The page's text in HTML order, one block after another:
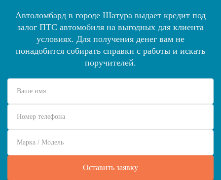
Автоломбард в городе Шатура выдает кредит под
залог ПТС автомобиля на выгодных для клиента
условиях. Для получения денег вам не
понадобится собирать справки с работы и искать
поручителей.